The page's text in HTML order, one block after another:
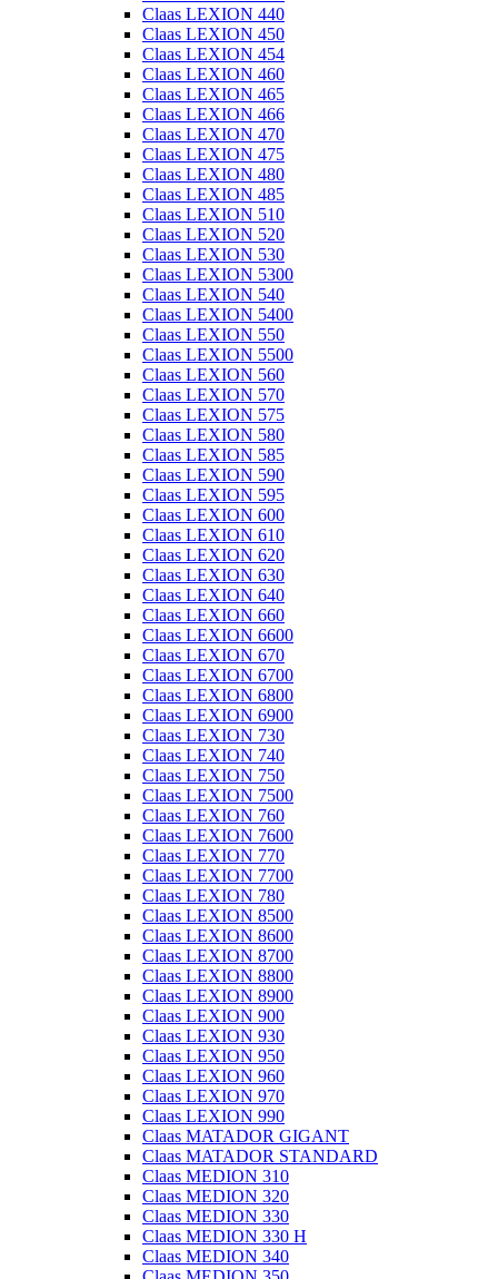
Claas LEXION 440
Claas LEXION 450
Claas LEXION 454
Claas LEXION 460
Claas LEXION 465
Claas LEXION 466
Claas LEXION 470
Claas LEXION 475
Claas LEXION 480
Claas LEXION 485
Claas LEXION 510
Claas LEXION 520
Claas LEXION 530
Claas LEXION 5300
Claas LEXION 540
Claas LEXION 5400
Claas LEXION 550
Claas LEXION 5500
Claas LEXION 560
Claas LEXION 570
Claas LEXION 575
Claas LEXION 580
Claas LEXION 585
Claas LEXION 590
Claas LEXION 595
Claas LEXION 600
Claas LEXION 610
Claas LEXION 620
Claas LEXION 630
Claas LEXION 640
Claas LEXION 660
Claas LEXION 6600
Claas LEXION 670
Claas LEXION 6700
Claas LEXION 6800
Claas LEXION 6900
Claas LEXION 730
Claas LEXION 740
Claas LEXION 750
Claas LEXION 7500
Claas LEXION 760
Claas LEXION 7600
Claas LEXION 770
Claas LEXION 7700
Claas LEXION 780
Claas LEXION 8500
Claas LEXION 8600
Claas LEXION 8700
Claas LEXION 8800
Claas LEXION 8900
Claas LEXION 900
Claas LEXION 930
Claas LEXION 950
Claas LEXION 960
Claas LEXION 970
Claas LEXION 990
Claas MATADOR GIGANT
Claas MATADOR STANDARD
Claas MEDION 310
Claas MEDION 320
Claas MEDION 330
Claas MEDION 330 H
Claas MEDION 340